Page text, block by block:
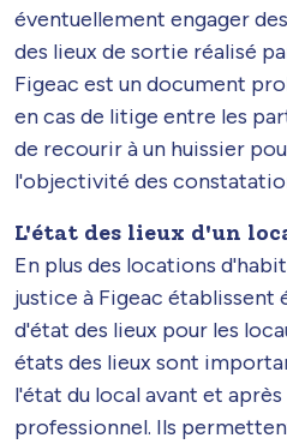
éventuellement engager
des lieux de sortie réalisé
Figeac est un document
en cas de litige entre les
de recourir à un huissier
l'objectivité des
L'état des lieux d'un
En plus des locations
justice à Figeac établissent
d'état des lieux pour les
états des lieux sont
l'état du local avant et
professionnel. Ils